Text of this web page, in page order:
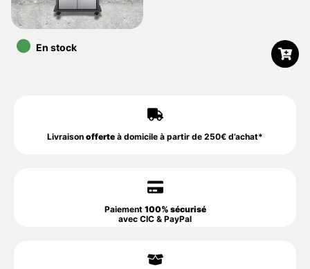
•En stock
Livraison offerte à domicile à partir de 250€ d’achat*
Paiement 100% sécurisé
avec CIC & PayPal